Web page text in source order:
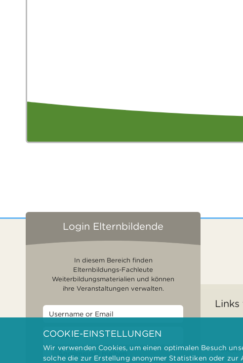
Login Elternbildende
In diesem Bereich finden
Elternbildungs-Fachleute
Weiterbildungsmaterialien und können
ihre Veranstaltungen verwalten.
Angemeldet bleiben
COOKIE-EINSTELLUNGEN
Wir verwenden Cookies, um einen optimalen Besuch
solche die zur Erstellung anonymer Statistiken oder zur